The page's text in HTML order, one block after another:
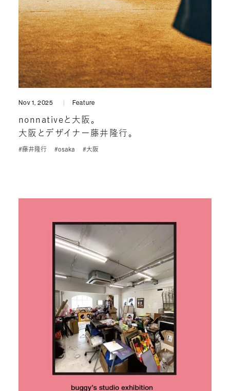
Nov 1, 2025 Feature
nonnativeと大阪。
大阪とデザイナー藤井隆行。
#藤井隆行 #osaka #大阪